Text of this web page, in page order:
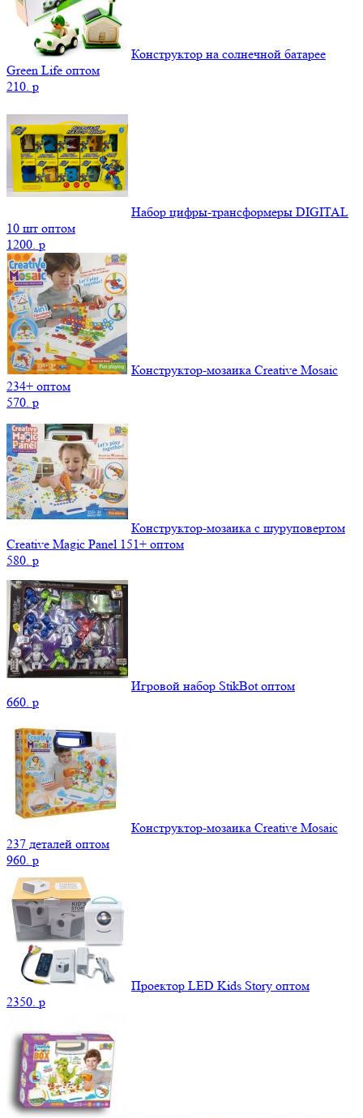
Конструктор на солнечной батарее
Green Life оптом
210. p
Набор цифры-трансформеры DIGITAL
10 шт оптом
1200. p
Конструктор-мозаика Creative Mosaic
234+ оптом
570. p
Конструктор-мозаика с шуруповертом
Creative Magic Panel 151+ оптом
580. p
Игровой набор StikBot оптом
660. p
Конструктор-мозаика Creative Mosaic
237 деталей оптом
960. p
Проектор LED Kids Story оптом
2350. p